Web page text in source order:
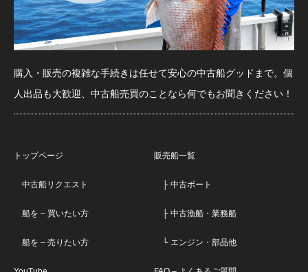
購入・販売の複雑な手続きは任せて安心の中古船グッドまで。個
人出品も大歓迎、中古船売買のことなら何でもお聞きください！
トップページ
中古船リクエスト
船を – 買いたい方
船を – 売りたい方
販売船一覧
├ 中古ボート
├ 中古漁船・業務船
└ エンジン・部品他